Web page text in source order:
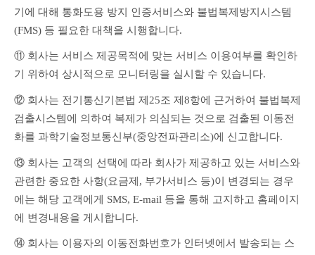
기에 대해 통화도용 방지 인증서비스와 불법복제방지시스템
(FMS) 등 필요한 대책을 시행합니다.
⑪ 회사는 서비스 제공목적에 맞는 서비스 이용여부를 확인하
기 위하여 상시적으로 모니터링을 실시할 수 있습니다.
⑫ 회사는 전기통신기본법 제25조 제8항에 근거하여 불법복제
검출시스템에 의하여 복제가 의심되는 것으로 검출된 이동전
화를 과학기술정보통신부(중앙전파관리소)에 신고합니다.
⑬ 회사는 고객의 선택에 따라 회사가 제공하고 있는 서비스와
관련한 중요한 사항(요금제, 부가서비스 등)이 변경되는 경우
에는 해당 고객에게 SMS, E-mail 등을 통해 고지하고 홈페이지
에 변경내용을 게시합니다.
⑭ 회사는 이용자의 이동전화번호가 인터넷에서 발송되는 스